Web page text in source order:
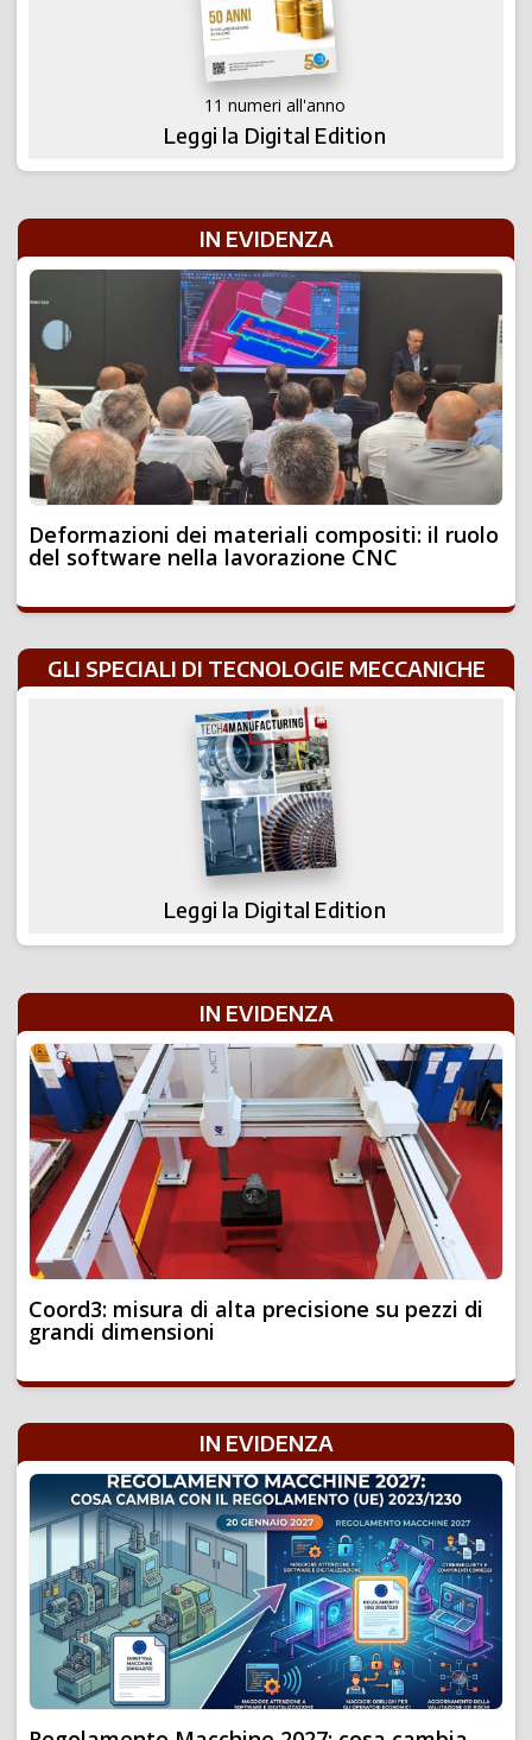
11 numeri all'anno
Leggi la Digital Edition
IN EVIDENZA
Deformazioni dei materiali compositi: il ruolo
del software nella lavorazione CNC
GLI SPECIALI DI TECNOLOGIE MECCANICHE
Leggi la Digital Edition
IN EVIDENZA
Coord3: misura di alta precisione su pezzi di
grandi dimensioni
IN EVIDENZA